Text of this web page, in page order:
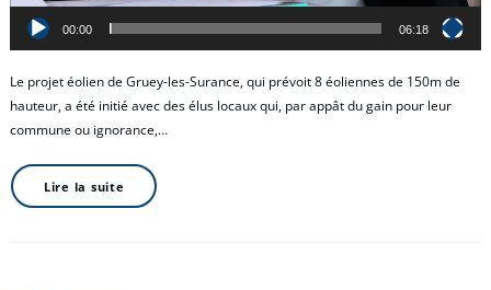
00:00 06:18
Le projet éolien de Gruey-les-Surance, qui prévoit 8 éoliennes de 150m de
hauteur, a été initié avec des élus locaux qui, par appât du gain pour leur
commune ou ignorance,…
Lire la suite